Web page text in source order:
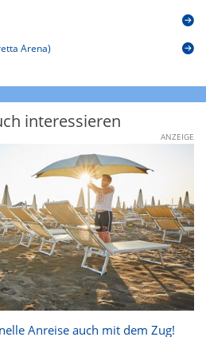
Arena)
interessieren
ANZEIGE
Anreise auch mit dem Zug!